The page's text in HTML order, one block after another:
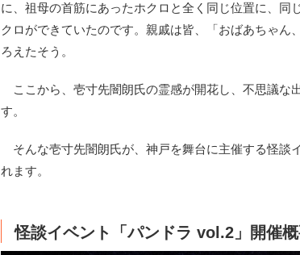
に、祖母の首筋にあったホクロと全く同じ位置に、同
クロができていたのです。親戚は皆、「おばあちゃん
ろえたそう。
ここから、壱寸先闇朗氏の霊感が開花し、不思議な
す。
そんな壱寸先闇朗氏が、神戸を舞台に主催する怪談
れます。
怪談イベント「パンドラ vol.2」開催